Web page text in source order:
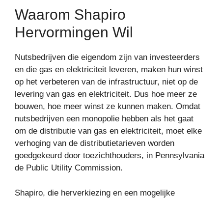
Waarom Shapiro
Hervormingen Wil
Nutsbedrijven die eigendom zijn van investeerders
en die gas en elektriciteit leveren, maken hun winst
op het verbeteren van de infrastructuur, niet op de
levering van gas en elektriciteit. Dus hoe meer ze
bouwen, hoe meer winst ze kunnen maken. Omdat
nutsbedrijven een monopolie hebben als het gaat
om de distributie van gas en elektriciteit, moet elke
verhoging van de distributietarieven worden
goedgekeurd door toezichthouders, in Pennsylvania
de Public Utility Commission.
Shapiro, die herverkiezing en een mogelijke